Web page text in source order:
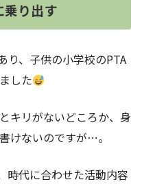
乗り出す
り、子供の小学校のPTA
した
キリがないどころか、身
けないのですが…。
時代に合わせた活動内容